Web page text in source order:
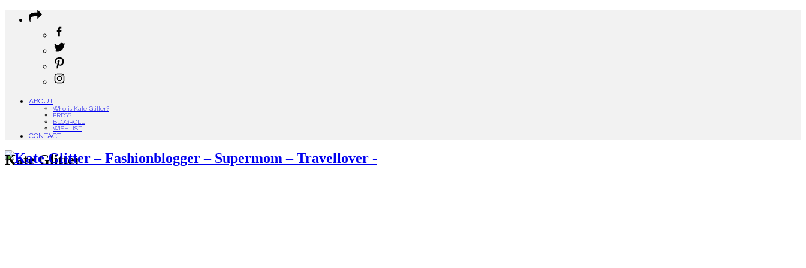
ABOUT
Who is Kate Glitter?
PRESS
BLOGROLL
WISHLIST
CONTACT
Kate Glitter